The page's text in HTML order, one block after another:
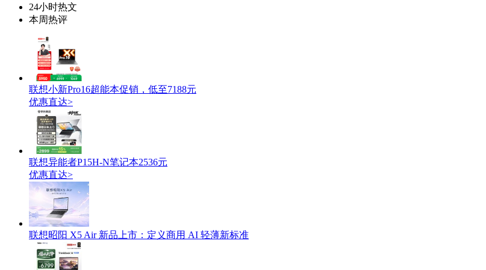
24小时热文
本周热评
联想小新Pro16超能本促销，低至7188元
优惠直达>
联想异能者P15H-N笔记本2536元
优惠直达>
联想昭阳 X5 Air 新品上市：定义商用 AI 轻薄新标准